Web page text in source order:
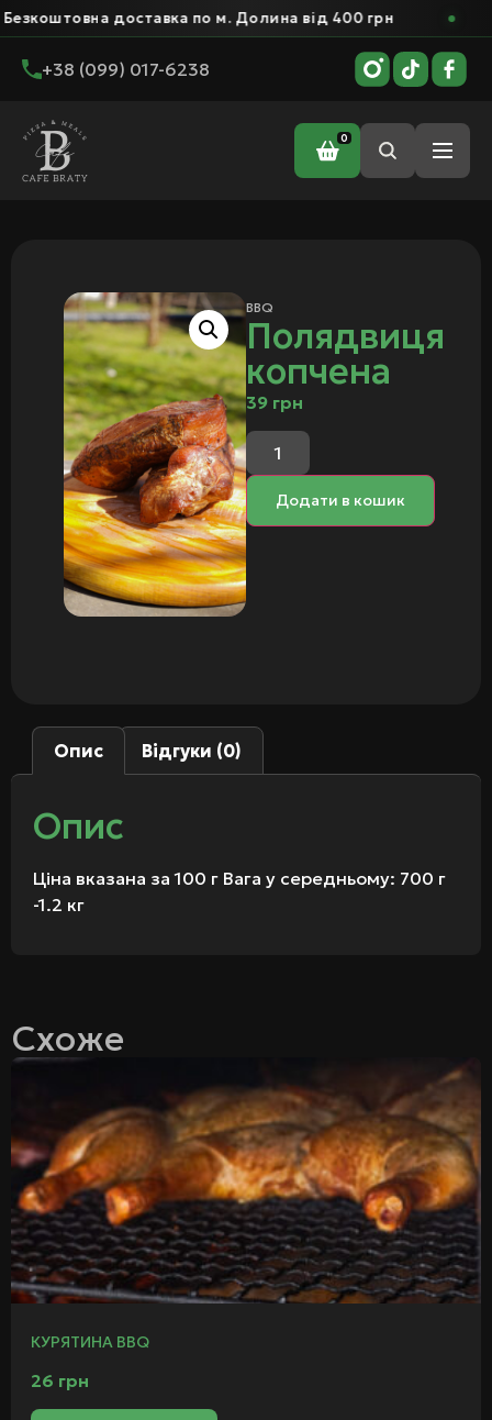
доставка по м. Долина від 400 грн
+38 (099) 017-6238
0
Головна /
BBQ
Полядвиця
копчена
39 грн
Додати в кошик
Опис Відгуки (0)
Опис
Ціна вказана за 100 г Вага у середньому: 700 г
-1.2 кг
Схоже
КУРЯТИНА BBQ
26 грн